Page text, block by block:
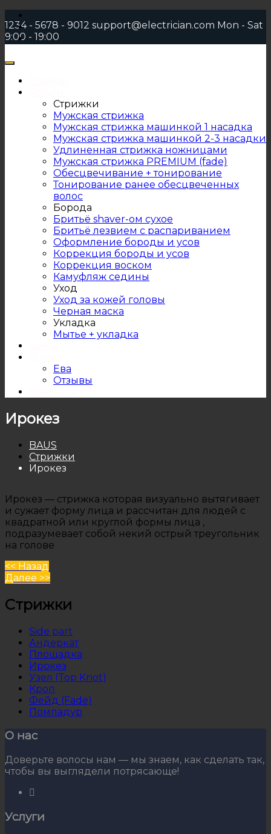
1234 - 5678 - 9012 support@electrician.com Mon - Sat
9:00 - 19:00
Toggle
Стрижки
Мужская стрижка
Мужская стрижка машинкой 1 насадка
Мужская стрижка машинкой 2-3 насадки
Удлиненная стрижка ножницами
Мужская стрижка PREMIUM (fade)
Обесцвечивание + тонирование
Тонирование ранее обесцвеченных
волос
Борода
Бритьё shaver-ом сухое
Бритьё лезвием с распариванием
Оформление бороды и усов
Коррекция бороды и усов
Коррекция воском
Камуфляж седины
Уход
Уход за кожей головы
Черная маска
Укладка
Мытье + укладка
Ева
Отзывы
Ирокез
BAUS
Стрижки
Ирокез
Ирокез — стрижка которая визуально вытягивает
и сужает форму лица и рассчитан для людей с
квадратной или круглой формы лица ,
подразумевает собой некий острый треугольник
на голове
Навигация
по
записям
<< Назад
Далее >>
Стрижки
Side part
Андеркат
Площадка
Ирокез
Узел (Top Knot)
Кроп
Фейд (Fade)
Помпадур
О нас
Доверьте волосы нам — мы знаем, как сделать так,
чтобы вы выглядели потрясающе!
Услуги